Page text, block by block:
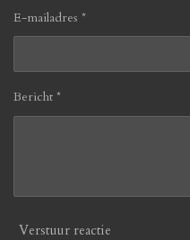
E-mailadres *
Bericht *
Verstuur reactie